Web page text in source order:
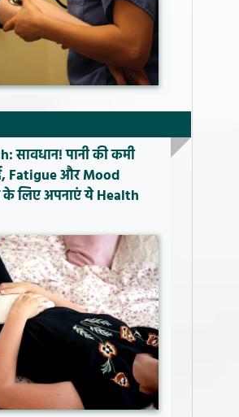
सावधान! पानी की कमी
Fatigue और Mood
लिए अपनाएं ये Health